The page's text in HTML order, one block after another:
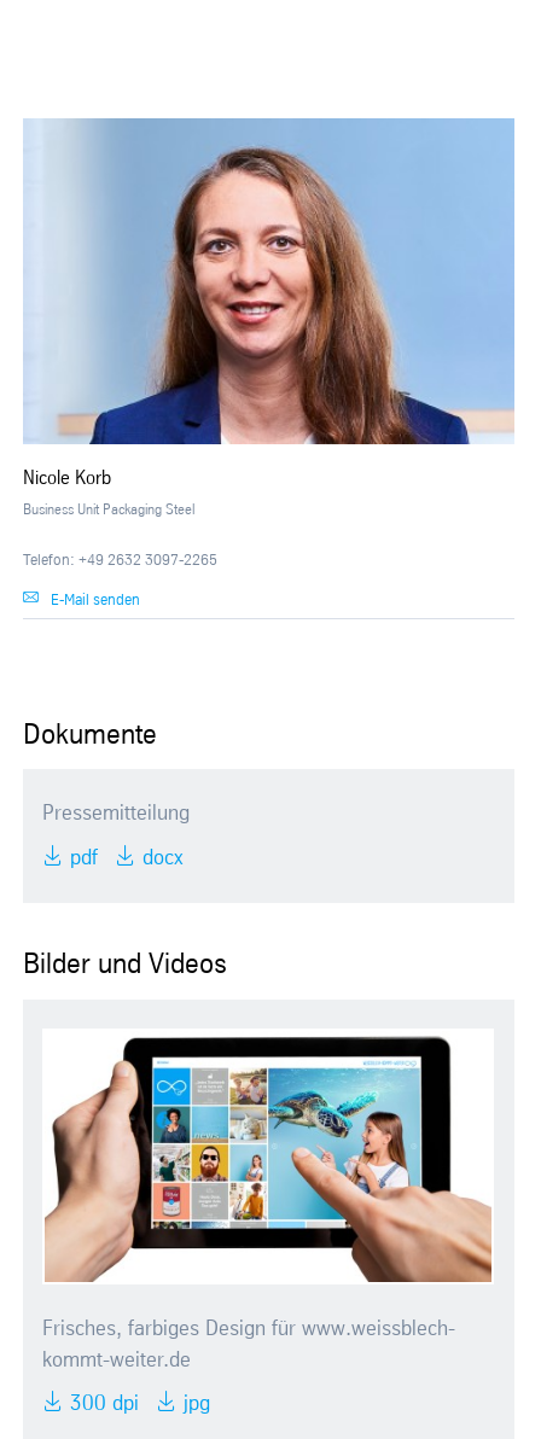
Nicole Korb
Business Unit Packaging Steel
Telefon: +49 2632 3097-2265
E-Mail senden
Dokumente
Pressemitteilung
pdf docx
Bilder und Videos
Frisches, farbiges Design für www.weissblech-
kommt-weiter.de
300 dpi jpg